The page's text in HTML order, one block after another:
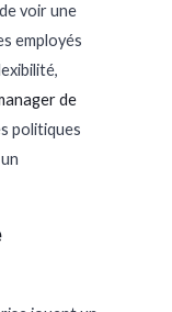
voir une
employés
de
politiques